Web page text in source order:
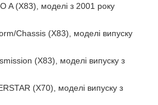
A (X83), моделі з 2001 року
Chassis (X83), моделі випуску
(X83), моделі випуску з
(X70), моделі випуску з